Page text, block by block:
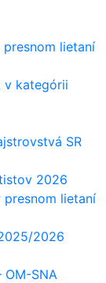
lietaní
v kategórii
SR
2026
lietaní
2026
OM-SNA